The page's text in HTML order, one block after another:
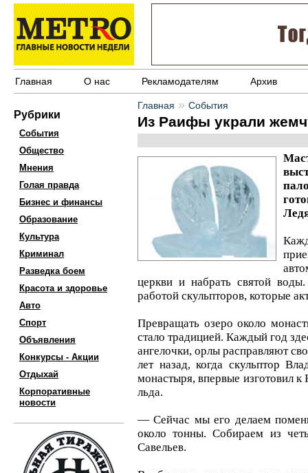
Главная О нас Рекламодателям Архив
Рубрики
События
Общество
Мнения
Голая правда
Бизнес и финансы
Образование
Культура
Криминал
Разведка боем
Красота и здоровье
Авто
Спорт
Объявления
Конкурсы - Акции
Отдыхай
Корпоративные
новости
Главная » События
Из Раифы украли
церкви и набрать святой
работой скульпторов, которые
Превращать озеро около
стало традицией. Каждый год
ангелочки, орлы расправляют
лет назад, когда скульптор
монастыря, впервые изготовил
льда.
— Сейчас мы его делаем
около тонны. Собираем из
Савельев.